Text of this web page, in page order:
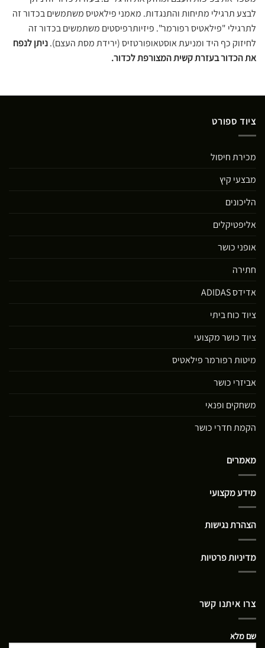
לבצע תרגילי מתיחות והתנגדות. מאמני פילאטיס משתמשים בכדור זה
לתרגילי "פילאטיס רפורמר". פיזיותרפיסטים משתמשים בכדור זה
לחיזוק כף היד ומניעת אוסטאופורטזיס (ירידת מסת העצם).ניתן לנפח
את הכדור בעזרת קשית המצורפת לכדור.
ציוד ספורט
מכירת חיסול
מבצעי קיץ
הליכונים
אליפטיקלים
אופני כושר
חתירה
אדידס ADIDAS
ציוד כוח ביתי
ציוד כושר מקצועי
מיטות רפורמר פילאטיס
אביזרי כושר
משחקים ופנאי
הקמת חדרי כושר
מאמרים
מידע מקצועי
הצהרת נגישות
מדיניות פרטיות
צרו איתנו קשר
שם מלא